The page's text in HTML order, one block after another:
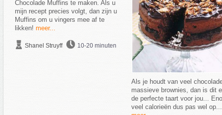
Chocolade Muffins te maken. Als u
mijn recept precies volgt, dan zijn u
Muffins om u vingers mee af te
likken! meer...
Shanel Struyff 10-20 minuten
Als je houdt van veel
massieve brownies, dan is dit
de perfecte taart voor jou...
veel calorieën dus pas wel op...